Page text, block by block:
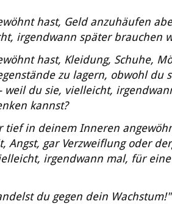
hast, Geld anzuhäufen
irgendwann später brauchen
hast, Kleidung, Schuhe,
zu lagern, obwohl du
weil du sie, vielleicht,
kannst?
tief in deinem Inneren
Angst, gar Verzweiflung oder
irgendwann mal, für
du gegen dein Wachstum!"